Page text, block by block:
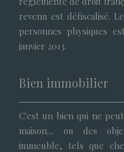
revenu est défiscalisé.
personnes physiques
janvier 2013.
Bien immobilier
C'est un bien qui ne
maison.... ou des
immeuble, tels que